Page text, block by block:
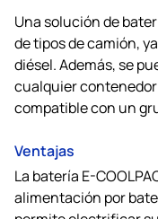
Una solución de
de tipos de camión,
diésel. Además, se
cualquier
compatible con un
Ventajas
La batería E-
alimentación por